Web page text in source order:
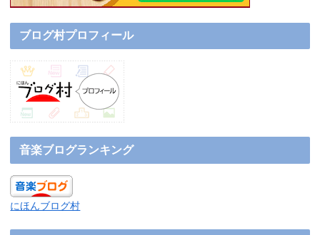
ブログ村プロフィール
音楽ブログランキング
にほんブログ村